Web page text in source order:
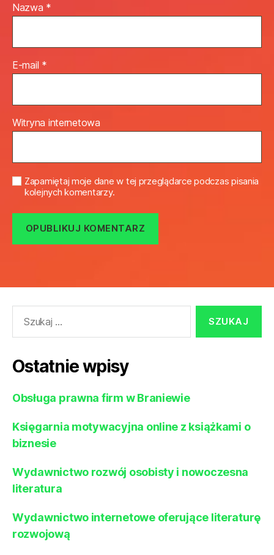
Nazwa *
E-mail *
Witryna internetowa
Zapamiętaj moje dane w tej przeglądarce podczas pisania
kolejnych komentarzy.
Ostatnie wpisy
Obsługa prawna firm w Braniewie
Księgarnia motywacyjna online z książkami o
biznesie
Wydawnictwo rozwój osobisty i nowoczesna
literatura
Wydawnictwo internetowe oferujące literaturę
rozwojową